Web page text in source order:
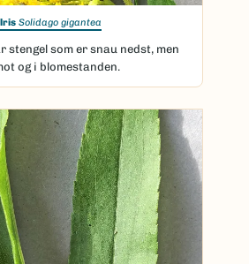
Solidago gigantea
stengel som er snau nedst, men
og i blomestanden.